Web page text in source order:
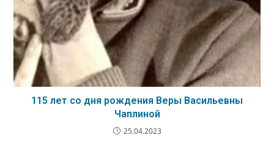
115 лет со дня рождения Веры Васильевны
Чаплиной
25.04.2023